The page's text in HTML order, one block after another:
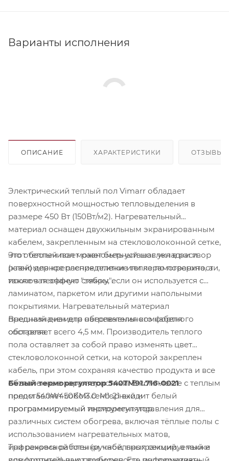
Варианты исполнения
ОПИСАНИЕ ХАРАКТЕРИСТИКИ ОТЗЫВЫ
Электрический теплый пол Vimarr обладает
поверхностной мощностью тепловыделения в
размере 450 Вт (150Вт/м2). Нагревательный
материал оснащен двухжильным экранированным
кабелем, закрепленным на стекловолоконной сетке,
что обеспечивает равномерный шаг укладки и
равномерное распределение тепла по поверхности,
исключая эффект "зебры".
Этот теплый пол может быть установлен в раствор
(клей) для крепления плитки или керамогранита, а
также в песчаную стяжку, если он используется с
ламинатом, паркетом или другими напольными
покрытиями. Нагревательный материал
предназначен для обеспечения комфортного
обогрева.
Внешний диаметр нагревательного кабеля
составляет всего 4,5 мм. Производитель теплого
пола оставляет за собой право изменять цвет
стекловолоконной сетки, на которой закреплен
кабель, при этом сохраняя качество продукта и все
объявленные характеристики. В комплекте с теплым
полом 540W450KM3.0-M1-21 входит белый
программируемый терморегулятор.
Белый терморегулятор 540TM91.716-0021
представляет собой сенсорный и
программируемый инструмент управления для
различных систем обогрева, включая тёплые полы с
использованием нагревательных матов,
инфракрасной пленки, кабельных секций, а также
Три режима работы (ручной, программируемый и